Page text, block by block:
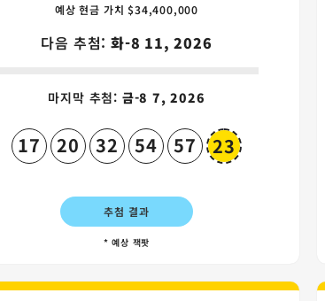
예상 현금 가치 $34,400,000
다음 추첨: 화-8 11, 2026
마지막 추첨: 금-8 7, 2026
17 20 32 54 57 23Megaball
추첨 결과
* 예상 잭팟